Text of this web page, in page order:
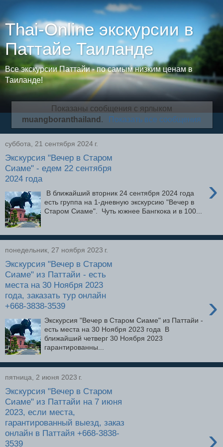
Thai-Online экскурсии в
Паттайе Таиланде
Все экскурсии Паттайи - по самым низким ценам в
Таиланде!
Показаны сообщения с ярлыком
muangboranthailand . Показать все сообщения
суббота, 21 сентября 2024 г.
Экскурсия "Вечер в Старом
Сиаме" - едем 22 сентября
2024 года
›
В ближайший вторник 24 сентября 2024 года
есть группа на 1-дневную экскурсию "Вечер в
Старом Сиаме". Чуть южнее Бангкока и в 100...
понедельник, 27 ноября 2023 г.
Экскурсия "Вечер в Старом
Сиаме" из Паттайи - есть
места на 30 Ноября 2023
года, заказать тур онлайн
+668-3838-3539
›
Экскурсия "Вечер в Старом Сиаме" из Паттайи -
есть места на 30 Ноября 2023 года В
ближайший четверг 30 Ноября 2023
гарантированны...
пятница, 2 июня 2023 г.
Экскурсия "Вечер в Старом
Сиаме" из Паттайи на 7 июня
2023, если места,
гарантированный выезд, заказ
онлайн в Паттайя +668-3838-
3539
›